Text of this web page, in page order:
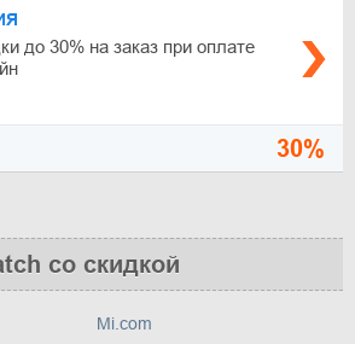
до 30% на заказ при оплате
30%
со скидкой
Mi.com